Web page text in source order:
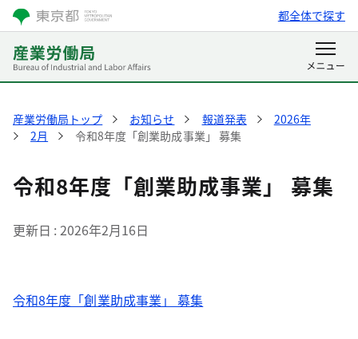
都全体で探す
産業労働局トップ お知らせ 報道発表
2026年
2月
令和8年度「創業助成事業」 募集
令和8年度「創業助成事業」 募集
更新日 2026年2月16日
令和8年度「創業助成事業」 募集